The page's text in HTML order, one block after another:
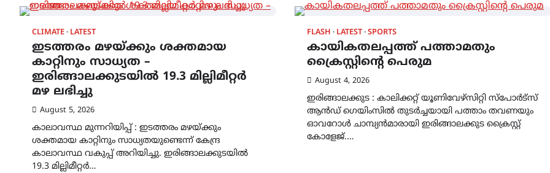
CLIMATE LATEST
ഇടത്തരം മഴയ്ക്കും ശക്തമായ
കാറ്റിനും സാധ്യത –
ഇരിങ്ങാലക്കുടയിൽ 19.3 മില്ലിമീറ്റർ
മഴ ലഭിച്ചു
August 5, 2026
കാലാവസ്ഥ മുന്നറിയിപ്പ് : ഇടത്തരം മഴയ്ക്കും
ശക്തമായ കാറ്റിനും സാധ്യതയുണ്ടെന്ന് കേന്ദ്ര
കാലാവസ്ഥ വകുപ്പ് അറിയിച്ചു. ഇരിങ്ങാലക്കുടയിൽ
19.3 മില്ലിമീറ്റർ…
FLASH LATEST SPORTS
കായികതലപ്പത്ത് പത്താമതും
ക്രൈസ്റ്റിന്റെ പെരുമ
August 4, 2026
ഇരിങ്ങാലക്കുട : കാലിക്കറ്റ്‌ യൂണിവേഴ്സിറ്റി സ്പോർട്സ്
ആൻഡ് ഗെയിംസിൽ തുടർച്ചയായി പത്താം തവണയും
ഓവറോൾ ചാമ്പ്യൻമാരായി ഇരിങ്ങാലക്കുട ക്രൈസ്റ്റ്
കോളേജ്.…
LATEST LITERATURE
കവിതാസംഗമം 2026 കവിതാ
ചർച്ച കാട്ടൂർ, ടി. കെ. ബാലൻ
ഹാളിൽ 16ന്